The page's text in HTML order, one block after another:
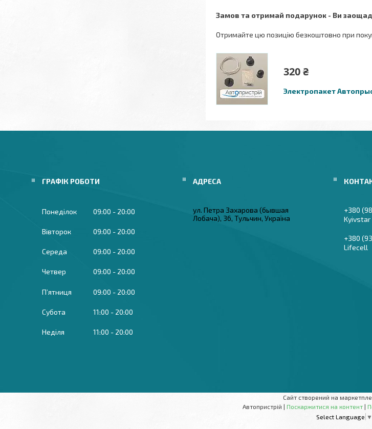
Замов та отримай подарунок Ви
Отримайте цю позицію безкоштовно при
320 ₴
Электропакет
ГРАФІК РОБОТИ
Понеділок 09:00 20:00
Вівторок 09:00 20:00
Середа 09:00 20:00
Четвер 09:00 20:00
Пʼятниця 09:00 20:00
Субота 11:00 20:00
Неділя 11:00 20:00
ул. Петра Захарова (бывшая
Лобача), 36, Тульчин, Україна
+380
Kyivstar
+380
Lifecell
Сайт створений на
Автопристрій | Поскаржитися на контент |
Select Language ▼